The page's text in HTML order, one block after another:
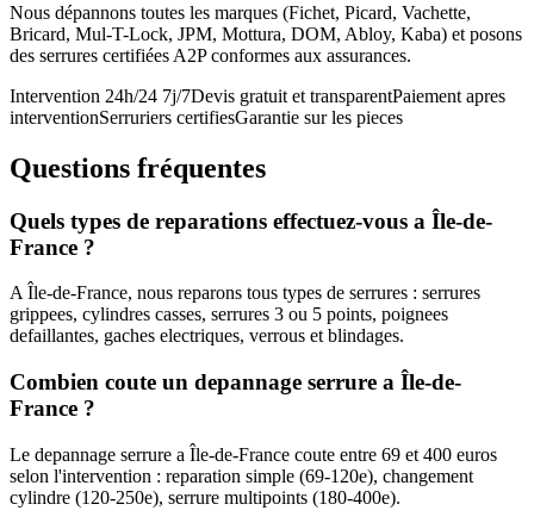
Nous dépannons toutes les marques (Fichet, Picard, Vachette,
Bricard, Mul-T-Lock, JPM, Mottura, DOM, Abloy, Kaba) et posons
des serrures certifiées A2P conformes aux assurances.
Intervention 24h/24 7j/7Devis gratuit et transparentPaiement apres
interventionSerruriers certifiesGarantie sur les pieces
Questions fréquentes
Quels types de reparations effectuez-vous a Île-de-
France ?
A Île-de-France, nous reparons tous types de serrures : serrures
grippees, cylindres casses, serrures 3 ou 5 points, poignees
defaillantes, gaches electriques, verrous et blindages.
Combien coute un depannage serrure a Île-de-
France ?
Le depannage serrure a Île-de-France coute entre 69 et 400 euros
selon l'intervention : reparation simple (69-120e), changement
cylindre (120-250e), serrure multipoints (180-400e).